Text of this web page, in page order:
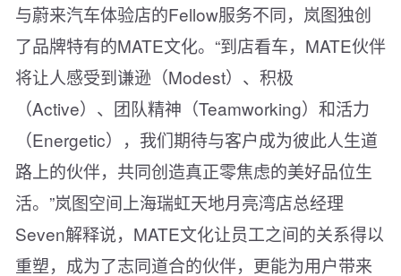
与蔚来汽车体验店的Fellow服务不同，岚图独创
了品牌特有的MATE文化。“到店看车，MATE伙伴
将让人感受到谦逊（Modest）、积极
（Active）、团队精神（Teamworking）和活力
（Energetic），我们期待与客户成为彼此人生道
路上的伙伴，共同创造真正零焦虑的美好品位生
活。”岚图空间上海瑞虹天地月亮湾店总经理
Seven解释说，MATE文化让员工之间的关系得以
重塑，成为了志同道合的伙伴，更能为用户带来